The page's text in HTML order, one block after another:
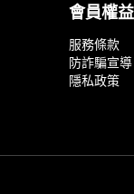
會員權益
服務條款
防詐騙宣導
隱私政策